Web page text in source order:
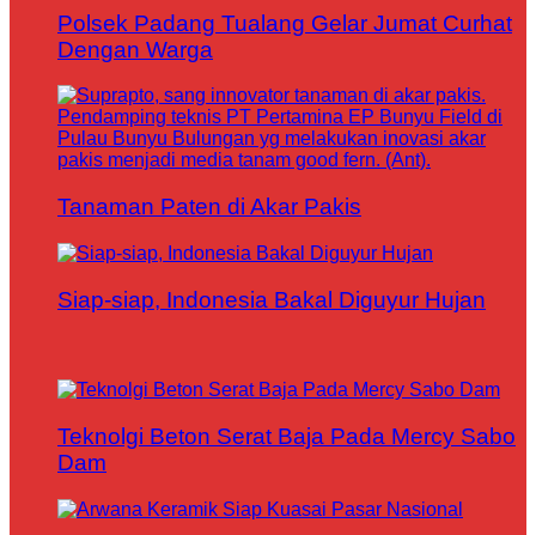
Polsek Padang Tualang Gelar Jumat Curhat
Dengan Warga
Tanaman Paten di Akar Pakis
Siap-siap, Indonesia Bakal Diguyur Hujan
Teknolgi Beton Serat Baja Pada Mercy Sabo
Dam